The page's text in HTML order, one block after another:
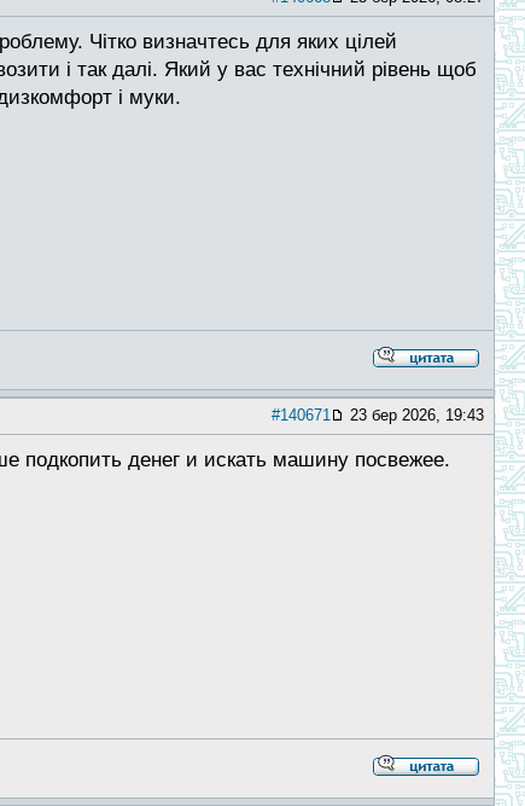
Чітко визначтесь для яких цілей
і так далі. Який у вас технічний рівень щоб
і муки.
#140671 23 бер 2026, 19:43
подкопить денег и искать машину посвежее.